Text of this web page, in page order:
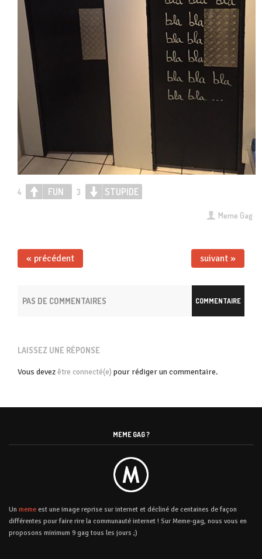
Meme Gag
4 FUN 3 STUPIDE
« précédent suivant »
COMMENTAIRE
PAS DE COMMENTAIRES
LAISSEZ UNE RÉPONSE
Vous devez être connecté(e) pour rédiger un commentaire.
MEME GAG ?
Un meme est une image reprise sur internet et décliné de centaines de façon
différentes pour faire rire la communauté internet ! Sur Meme-gag, nous vous en
proposons minimum 9 gag tous les jours ;)